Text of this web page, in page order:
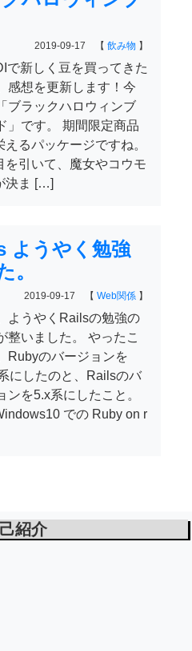
2019-09-17 【 飲み物 】
で新しく豆を買ってきた
感想を更新します！今
ブラックハロウィンブ
」です。 期間限定商品
るパッケージですね。
を引いて、魔女やコウモ
決ま […]
ようやく勉強
。
2019-09-17 【 Web関係 】
ようやくRailsの勉強の
整いました。 やったこ
Rubyのバージョンを
にしたのと、Railsのバ
ンを5.x系にしたこと。
での Ruby on r
紹介